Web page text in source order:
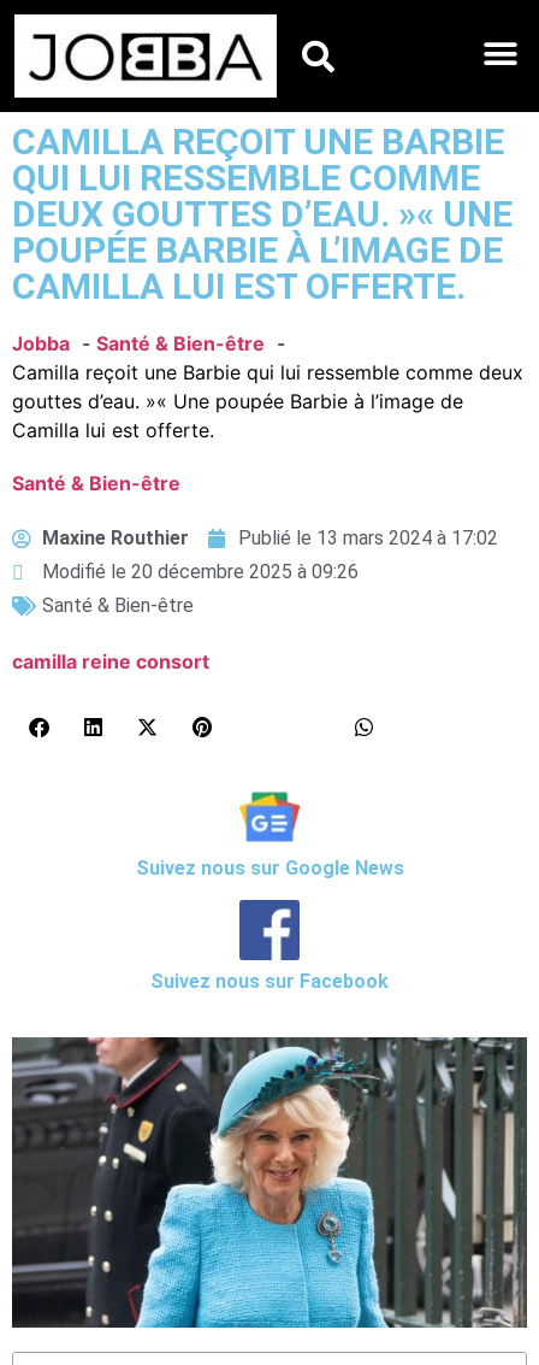
CAMILLA REÇOIT UNE BARBIE
QUI LUI RESSEMBLE COMME
DEUX GOUTTES D’EAU. »« UNE
POUPÉE BARBIE À L’IMAGE DE
CAMILLA LUI EST OFFERTE.
Jobba
Santé & Bien-être
Camilla reçoit une Barbie qui lui ressemble comme deux
gouttes d’eau. »« Une poupée Barbie à l’image de
Camilla lui est offerte.
Santé & Bien-être
Maxine Routhier Publié le 13 mars 2024 à 17:02
Modifié le 20 décembre 2025 à 09:26
Santé & Bien-être
camilla reine consort
Suivez nous sur Google News
Suivez nous sur Facebook